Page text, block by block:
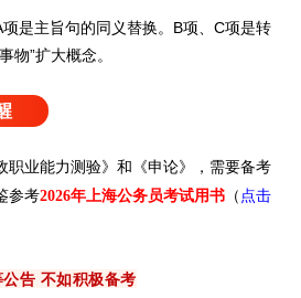
主旨句的同义替换。B项、C项是转
物”扩大概念。
职业能力测验》和《申论》，需要备考
参考2026年上海公务员考试用书 （ 点击
公告 不如积极备考